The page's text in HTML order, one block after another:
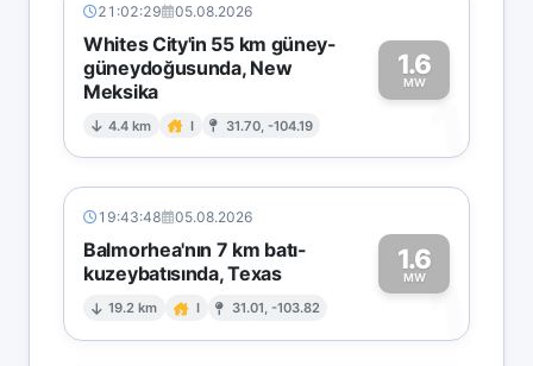
21:02:29 05.08.2026
Whites City'in 55 km güney-
güneydoğusunda, New
Meksika
4.4 km I 31.70, -104.19
1.6
MW
1
19:43:48 05.08.2026
Balmorhea'nın 7 km batı-
kuzeybatısında, Texas
19.2 km I 31.01, -103.82
1.6
MW1